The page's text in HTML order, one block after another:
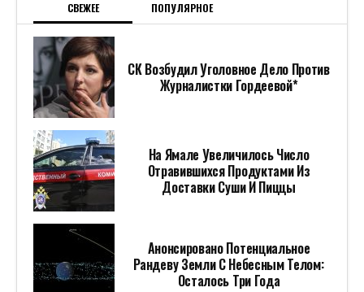
СВЕЖЕЕ ПОПУЛЯРНОЕ
СК Возбудил Уголовное Дело Против
Журналистки Гордеевой*
На Ямале Увеличилось Число
Отравившихся Продуктами Из
Доставки Суши И Пиццы
Анонсировано Потенциальное
Рандеву Земли С Небесным Телом:
Осталось Три Года